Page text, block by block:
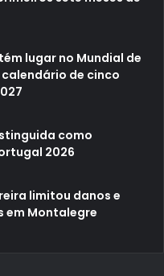
lugar no Mundial de
calendário de cinco
como
2026
limitou danos e
em Montalegre